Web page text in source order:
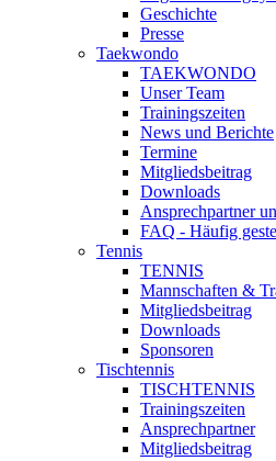
Geschichte
Presse
Taekwondo
TAEKWONDO
Unser Team
Trainingszeiten
News und Berichte
Termine
Mitgliedsbeitrag
Downloads
Ansprechpartner
FAQ - Häufig
Tennis
TENNIS
Mannschaften &
Mitgliedsbeitrag
Downloads
Sponsoren
Tischtennis
TISCHTENNIS
Trainingszeiten
Ansprechpartner
Mitgliedsbeitrag